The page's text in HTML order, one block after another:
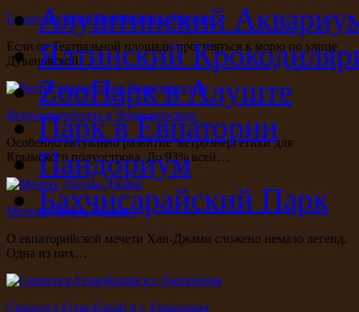
Евпаторийский Краеведческий музей
Если от Театральной площади прогуляться к морю по улице
Дувановской…
Ветрогенераторы в Черноморском
Особенно актуально развитие ветроэнергетики для
Крымского полуострова. До 93% всей…
Мечеть Джума-Джами
О евпаторийской мечети Хан-Джами сложено немало легенд.
Одна из них…
Синагога Егия-Капай в г. Евпатория
Алуштинский
Ялтинский
ZooПарк в Алуште
Парк в Евпатории
Пандориум
Бахчисарайский Парк